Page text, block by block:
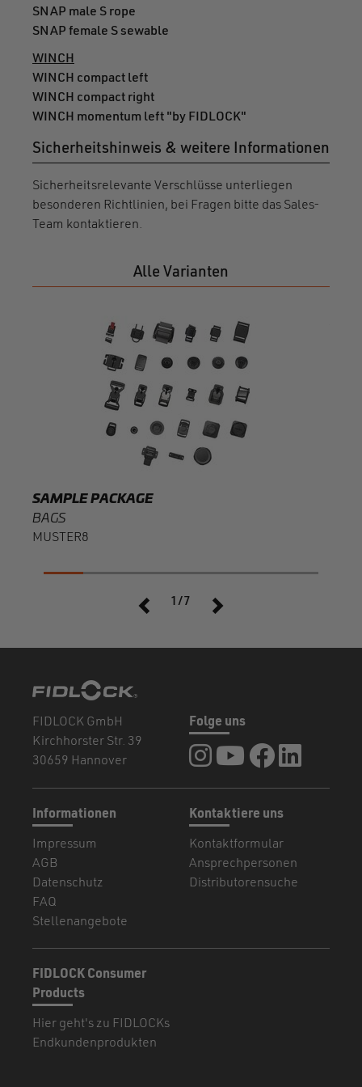
SNAP male S rope
SNAP female S sewable
WINCH
WINCH compact left
WINCH compact right
WINCH momentum left "by FIDLOCK"
Sicherheitshinweis & weitere Informationen
Sicherheitsrelevante Verschlüsse unterliegen
besonderen Richtlinien, bei Fragen bitte das Sales-
Team kontaktieren.
Alle Varianten
SAMPLE PACKAGE
BAGS
MUSTER8
1/7
FIDLOCK GmbH
Kirchhorster Str. 39
30659 Hannover
Kontaktiere uns
Kontaktformular
Ansprechpersonen
Distributorensuche
Informationen
Impressum
AGB
Datenschutz
FAQ
Stellenangebote
Folge uns
FIDLOCK auf Instagram
FIDLOCK auf
FIDLOCK auf
FIDLOCK Consumer
Products
Hier geht's zu FIDLOCKs
Endkundenprodukten